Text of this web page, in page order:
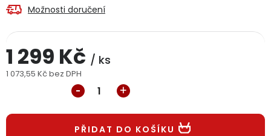
Reklamační formulář
Obchodní podmínky Reklamační řád
Možnosti doručení
1 299 Kč / ks
1 073,55 Kč bez DPH
PŘIDAT DO KOŠÍKU